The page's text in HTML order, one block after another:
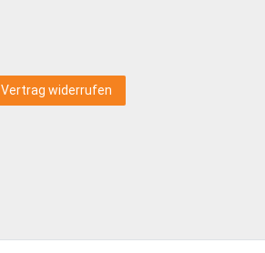
Vertrag widerrufen